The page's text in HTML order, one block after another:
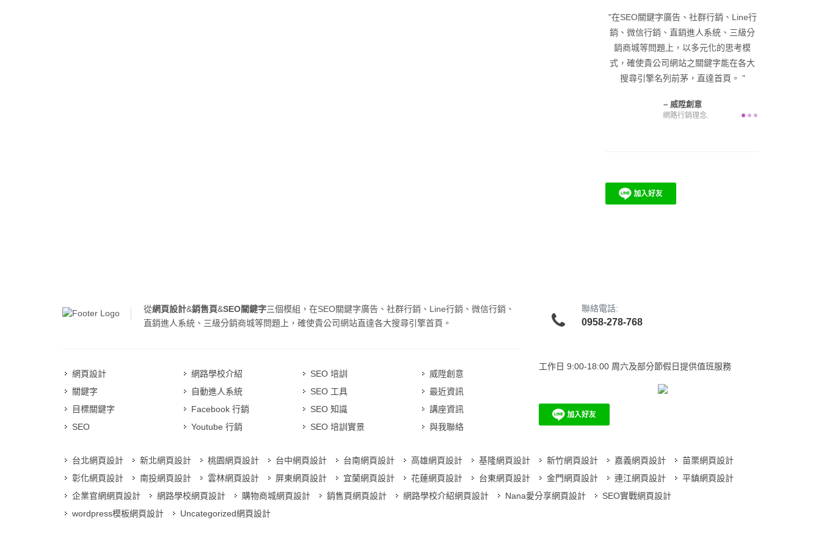
在SEO關鍵字廣告、社群行銷、Line行
銷、微信行銷、直銷進人系統、三級分
銷商城等問題上，以多元化的思考模
式，確使貴公司網站之關鍵字能在各大
搜尋引擎名列前茅，直達首頁。
威陞創意
網路行銷理念.
從網頁設計&銷售頁&SEO關鍵字三個模組，在SEO關鍵字廣告、社群行銷、Line行銷、微信行銷、
直銷進人系統、三級分銷商城等問題上，確使貴公司網站直達各大搜尋引擎首頁。
網頁設計
關鍵字
目標關鍵字
SEO
網路學校介紹
自動進人系統
Facebook 行銷
Youtube 行銷
SEO 培訓
SEO 工具
SEO 知識
SEO 培訓實景
威陞創意
最近資訊
講座資訊
與我聯絡
聯絡電話:
0958-278-768
工作日 9:00-18:00 周六及部分節假日提供值班服務
台北網頁設計 新北網頁設計 桃園網頁設計 台中網頁設計 台南網頁設計 高雄網頁設計 基隆網頁設計 新竹網頁設計 嘉義網頁設計
苗栗網頁設計
彰化網頁設計
南投網頁設計 雲林網頁設計 屏東網頁設計 宜蘭網頁設計 花蓮網頁設計 台東網頁設計 金門網頁設計 連江網頁設計
平鎮網頁設計
企業官網網頁設計
網路學校網頁設計 購物商城網頁設計 銷售頁網頁設計 網路學校介紹網頁設計 Nana愛分享網頁設計
SEO實戰網頁設計
wordpress模板網頁設計
Uncategorized網頁設計